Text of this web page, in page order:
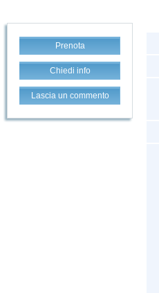
Prenota
Chiedi info
Lascia un commento